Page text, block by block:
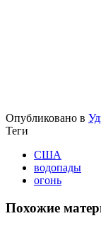
Опубликовано в
Теги
США
водопады
огонь
Похожие